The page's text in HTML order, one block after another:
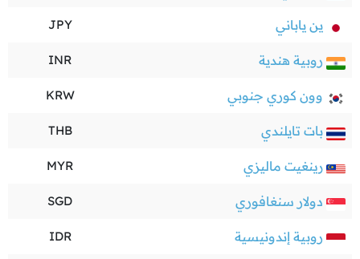
ين ياباني JPY
روبية هندية INR
وون كوري جنوبي KRW
بات تايلندي THB
رينغيت ماليزي MYR
دولار سنغافوري SGD
روبية إندونيسية IDR